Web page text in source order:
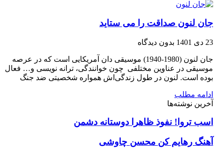
جان لنون صداقت را می ستاید
23 دی 1401 بدون دیدگاه
جان لنون (1980-1940) موسیقی دان آمریکایی است که در عرصه
موسیقی در عناوین مختلفی چون خوانندگی، ترانه نویسی و… فعال
بوده است. لنون در طول زندگی‌اش همواره شخصیتی ضد جنگ
ادامه مطلب
آخرین نوشته‌ها
اسب تروا! نفوذ ظاهرا دوستانه دشمن
آهنگ رهایم کن محسن چاوشی